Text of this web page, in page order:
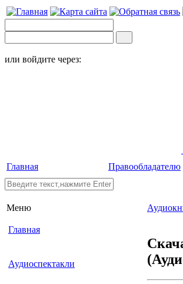
или войдите через:
Главная Правообладателю
Меню
Главная
Аудиоспектакли